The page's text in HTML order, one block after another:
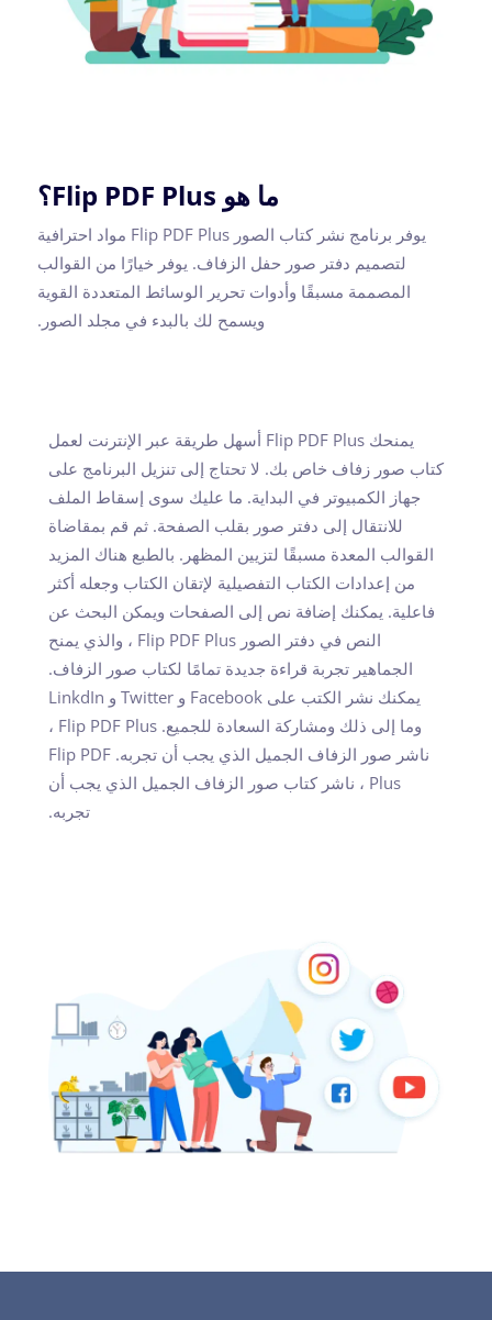
ما هو Flip PDF Plus؟
يوفر برنامج نشر كتاب الصور Flip PDF Plus مواد احترافية
لتصميم دفتر صور حفل الزفاف. يوفر خيارًا من القوالب
المصممة مسبقًا وأدوات تحرير الوسائط المتعددة القوية
ويسمح لك بالبدء في مجلد الصور.
يمنحك Flip PDF Plus أسهل طريقة عبر الإنترنت لعمل
كتاب صور زفاف خاص بك. لا تحتاج إلى تنزيل البرنامج على
جهاز الكمبيوتر في البداية. ما عليك سوى إسقاط الملف
للانتقال إلى دفتر صور بقلب الصفحة. ثم قم بمقاضاة
القوالب المعدة مسبقًا لتزيين المظهر. بالطبع هناك المزيد
من إعدادات الكتاب التفصيلية لإتقان الكتاب وجعله أكثر
فاعلية. يمكنك إضافة نص إلى الصفحات ويمكن البحث عن
النص في دفتر الصور Flip PDF Plus ، والذي يمنح
الجماهير تجربة قراءة جديدة تمامًا لكتاب صور الزفاف.
يمكنك نشر الكتب على Facebook و Twitter و LinkdIn
وما إلى ذلك ومشاركة السعادة للجميع. Flip PDF Plus ،
ناشر صور الزفاف الجميل الذي يجب أن تجربه. Flip PDF
Plus ، ناشر كتاب صور الزفاف الجميل الذي يجب أن
تجربه.